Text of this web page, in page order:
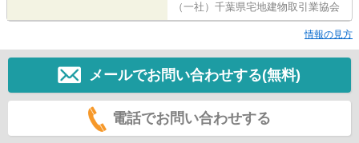
（一社）千葉県宅地建物取引業協会
情報の見方
メールでお問い合わせする(無料)
電話でお問い合わせする